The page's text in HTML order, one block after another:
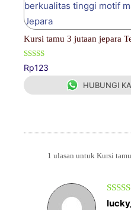
Kursi tamu 3 jutaan jepara
Dinilai
5.00
dari 5
Rp123
HUBUNGI
1 ulasan untukKursi
Dinilai